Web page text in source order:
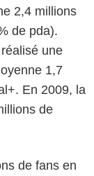
2,4 millions
de pda).
une
1,7
En 2009, la
de
de fans en